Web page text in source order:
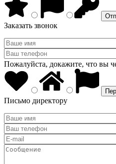
Заказать звонок
Пожалуйста, докажите, что вы
Письмо директору